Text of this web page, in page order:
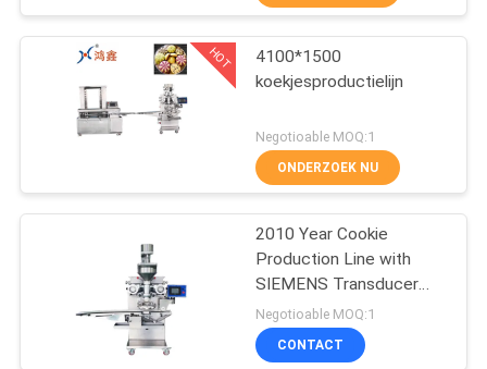
VRAAG
EEN
OFFERTE
gebakjeproductielijn
De Productielijn van
de maancake
11
HOT
4100*1500
koekjesproductielijn
Negotioable MOQ:1
ONDERZOEK NU
2010 Year Cookie
Production Line with
SIEMENS Transducer
and 220Volt Voltage
Negotioable MOQ:1
CONTACT